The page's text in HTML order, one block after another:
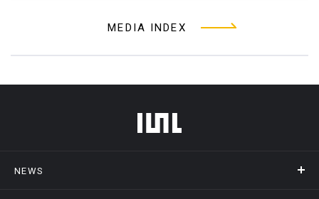
MEDIA INDEX
フッターメニュー
NEWS